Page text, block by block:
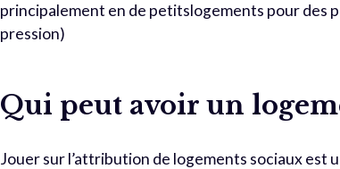
principalement en de petitslogements pour des
pression)
Qui peut avoir un
Jouer sur l’attribution de logements sociaux est